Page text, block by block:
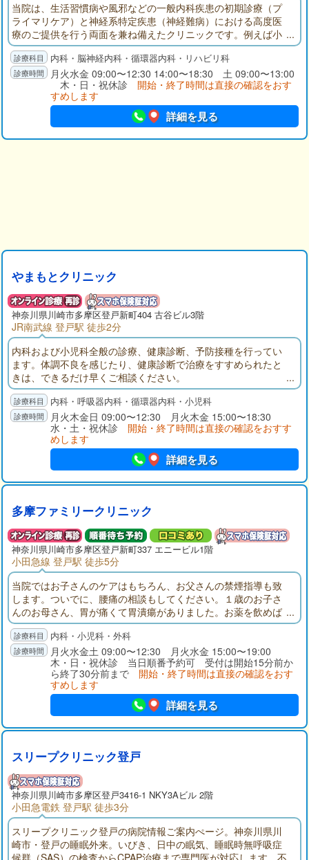
当院は、生活習慣病や風邪などの一般内科疾患の初期診療（プ
ライマリケア）と神経系特定疾患（神経難病）における高度医
療のご提供を行う両面を兼ね備えたクリニックです。例えば小
児の場合、継続医療が必要なてんかん関連疾患があり、更に、
脳卒中後遺症のリハビリテーションを提供できる機能を備えて
います。また、近接の多摩病院との病診連携によりMRI検査、C
T検査、脳波検査などを行うことも可能です。
内科・脳神経内科・循環器内科・リハビリ科
月火水金 09:00〜12:30 14:00〜18:30 土 09:00〜13:00
木・日・祝休診 開始・終了時間は直接の確認をおす
すめします
詳細を見る
やまもとクリニック
神奈川県川崎市多摩区登戸新町404 古谷ビル3階
JR南武線 登戸駅 徒歩2分
内科および小児科全般の診療、健康診断、予防接種を行ってい
ます。体調不良を感じたり、健康診断で治療をすすめられたと
きは、できるだけ早くご相談ください。
内科・呼吸器内科・循環器内科・小児科
月火木金日 09:00〜12:30 月火木金 15:00〜18:30
水・土・祝休診 開始・終了時間は直接の確認をおすす
めします
詳細を見る
多摩ファミリークリニック
神奈川県川崎市多摩区登戸新町337 エニービル1階
小田急線 登戸駅 徒歩5分
当院ではお子さんのケアはもちろん、お父さんの禁煙指導も致
します。ついでに、腰痛の相談もしてください。１歳のお子さ
んのお母さん、胃が痛くて胃潰瘍がありました。お薬を飲めば
胃潰瘍は治ります。でも、ストレスはどうですか？子育てのお
悩みは？お父さんの協力はどうでしょう？病気だけでなく、家
族みんなの健康を考える「主侍医」でありたい、これが私たち
の願いです。
内科・小児科・外科
月火水金土 09:00〜12:30 月火水金 15:00〜19:00
木・日・祝休診 当日順番予約可 受付は開始15分前か
ら終了30分前まで 開始・終了時間は直接の確認をおす
すめします
詳細を見る
スリープクリニック登戸
神奈川県川崎市多摩区登戸3416-1 NKY3Aビル 2階
小田急電鉄 登戸駅 徒歩3分
スリープクリニック登戸の病院情報ご案内ぺージ。神奈川県川
崎市・登戸の睡眠外来。いびき、日中の眠気、睡眠時無呼吸症
候群（SAS）の検査からCPAP治療まで専門医が対応します。不